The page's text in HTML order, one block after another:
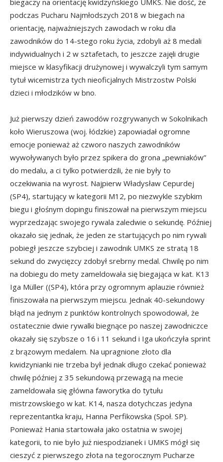
podczas Pucharu Najmłodszych 2018 w biegach na
orientację, najważniejszych zawodach w roku dla
zawodników do 14-stego roku życia, zdobyli aż 8 medali
indywidualnych i 2 w sztafetach, to jeszcze zajęli drugie
miejsce w klasyfikacji drużynowej i wywalczyli tym samym
tytuł wicemistrza tych nieoficjalnych Mistrzostw Polski
dzieci i młodzików w bno.
Już pierwszy dzień zawodów rozgrywanych w Sokolnikach
koło Wieruszowa (woj. łódzkie) zapowiadał ogromne
emocje ponieważ aż czworo naszych zawodników
wywoływanych było przez spikera do grona „pewniaków”
do medalu, a ci tylko potwierdzili, że nie były to
oczekiwania na wyrost. Najpierw Władysław Cepurdej
(SP4), startujący w kategorii M12, po niezwykle szybkim
biegu i głośnym dopingu finiszował na pierwszym miejscu
wyprzedzając swojego rywala zaledwie o sekundę. Później
okazało się jednak, że jeden ze startujących po nim rywali
pobiegł jeszcze szybciej i zawodnik UMKS ze stratą 18
sekund do zwycięzcy zdobył srebrny medal. Chwilę po nim
na dobiegu do mety zameldowała się biegająca w kat. K13
Iga Müller ((SP4), która przy ogromnym aplauzie również
finiszowała na pierwszym miejscu. Jednak 40-sekundowy
błąd na jednym z punktów kontrolnych spowodował, że
ostatecznie dwie rywalki biegnące po naszej zawodniczce
okazały się szybsze o 16 i 11 sekund i Iga ukończyła sprint
z brązowym medalem. Na upragnione złoto dla
kwidzynianki nie trzeba był jednak długo czekać ponieważ
chwilę później z 35 sekundową przewagą na mecie
zameldowała się główna faworytka do tytułu
mistrzowskiego w kat. K14, nasza dotychczas jedyna
reprezentantka kraju, Hanna Perfikowska (Społ. SP).
Ponieważ Hania startowała jako ostatnia w swojej
kategorii, to nie było już niespodzianek i UMKS mógł się
cieszyć z pierwszego złota na tegorocznym Pucharze